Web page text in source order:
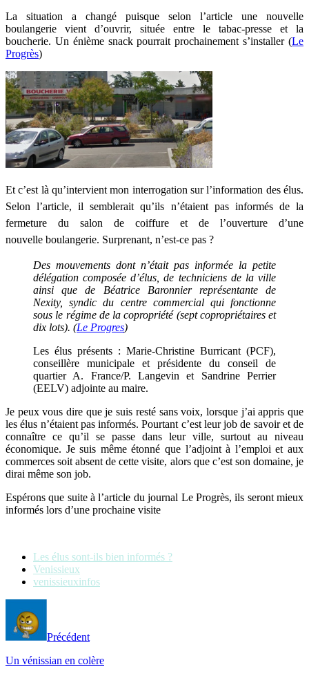
La situation a changé puisque selon l’article une nouvelle
boulangerie vient d’ouvrir, située entre le tabac-presse et la
boucherie. Un énième snack pourrait prochainement s’installer (Le
Progrès)
Et c’est là qu’intervient mon interrogation sur l’information des élus.
Selon l’article, il semblerait qu’ils n’étaient pas informés de la
fermeture du salon de coiffure et de l’ouverture d’une
nouvelle boulangerie. Surprenant, n’est-ce pas ?
Des mouvements dont n’était pas informée la petite
délégation composée d’élus, de techniciens de la ville
ainsi que de Béatrice Baronnier représentante de
Nexity, syndic du centre commercial qui fonctionne
sous le régime de la copropriété (sept copropriétaires et
dix lots). (Le Progres)
Les élus présents : Marie-Christine Burricant (PCF),
conseillère municipale et présidente du conseil de
quartier A. France/P. Langevin et Sandrine Perrier
(EELV) adjointe au maire.
Je peux vous dire que je suis resté sans voix, lorsque j’ai appris que
les élus n’étaient pas informés. Pourtant c’est leur job de savoir et de
connaître ce qu’il se passe dans leur ville, surtout au niveau
économique. Je suis même étonné que l’adjoint à l’emploi et aux
commerces soit absent de cette visite, alors que c’est son domaine, je
dirai même son job.
Espérons que suite à l’article du journal Le Progrès, ils seront mieux
informés lors d’une prochaine visite
Les élus sont-ils bien informés ?
Venissieux
venissieuxinfos
Précédent
Un vénissian en colère